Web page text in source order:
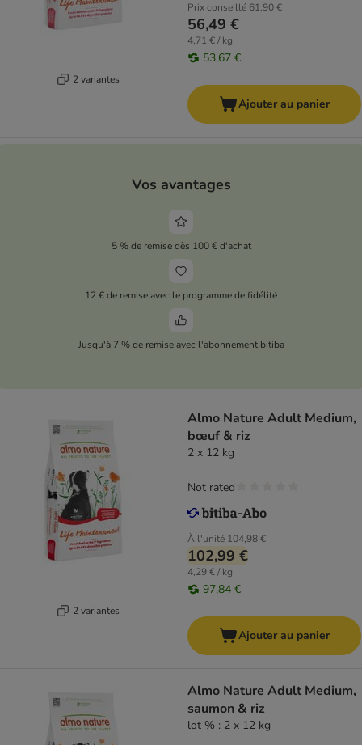
2 variantes
Prix conseillé 61,90 €
56,49 €
4,71 € / kg
53,67 €
Ajouter au panier
Vos avantages
5 % de remise dès 100 € d'achat
12 € de remise avec le programme de fidélité
Jusqu'à 7 % de remise avec l'abonnement bitiba
2 variantes
Almo Nature Adult Medium,
bœuf & riz
2 x 12 kg
À l'unité 104,98 €
102,99 €
4,29 € / kg
97,84 €
Not rated
Ajouter au panier
Almo Nature Adult Medium,
saumon & riz
lot % : 2 x 12 kg